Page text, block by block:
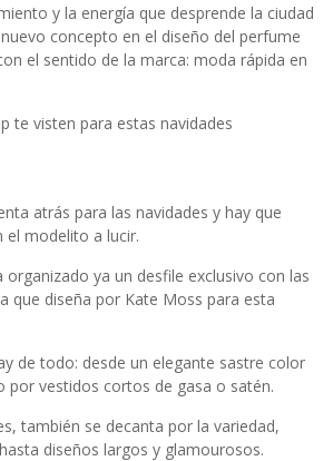
y la energía que desprende la ciudad
concepto en el diseño del perfume
el sentido de la marca: moda rápida en
te visten para estas navidades
atrás para las navidades y hay que
el modelito a lucir.
organizado ya un desfile exclusivo con las
que diseña por Kate Moss para esta
de todo: desde un elegante sastre color
por vestidos cortos de gasa o satén.
también se decanta por la variedad,
diseños largos y glamourosos.